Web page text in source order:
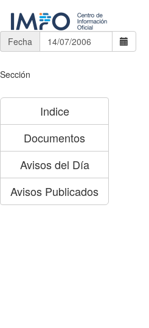
Fecha
Sección
Indice
Documentos
Avisos del Día
Avisos Publicados